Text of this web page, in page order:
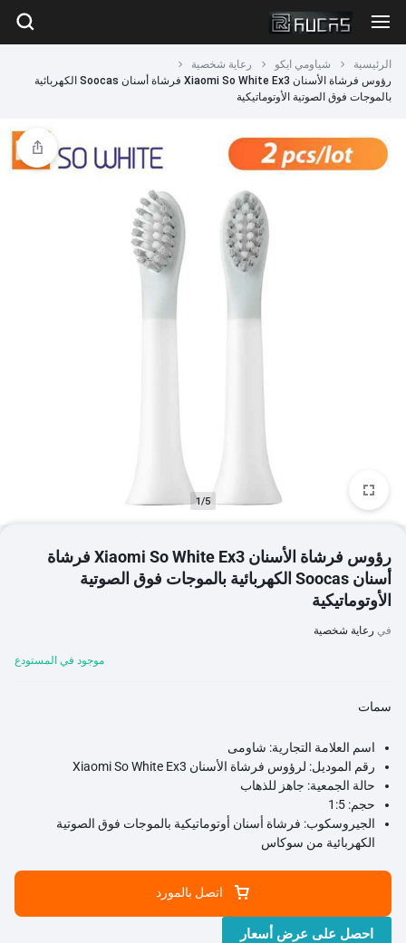
الرئيسية شياومي ايكو
رعاية شخصية
رؤوس فرشاة الأسنان Xiaomi So White Ex3 فرشاة أسنان Soocas الكهربائية
بالموجات فوق الصوتية الأوتوماتيكية
1/5
رؤوس فرشاة الأسنان Xiaomi So White Ex3 فرشاة
أسنان Soocas الكهربائية بالموجات فوق الصوتية
الأوتوماتيكية
في رعاية شخصية
موجود في المستودع
سمات
اسم العلامة التجارية: شاومى
رقم الموديل: لرؤوس فرشاة الأسنان Xiaomi So White Ex3
حالة الجمعية: جاهز للذهاب
حجم:1:5
الجيروسكوب: فرشاة أسنان أوتوماتيكية بالموجات فوق الصوتية
الكهربائية من سوكاس
اتصل بالمورد
احصل على عرض أسعار